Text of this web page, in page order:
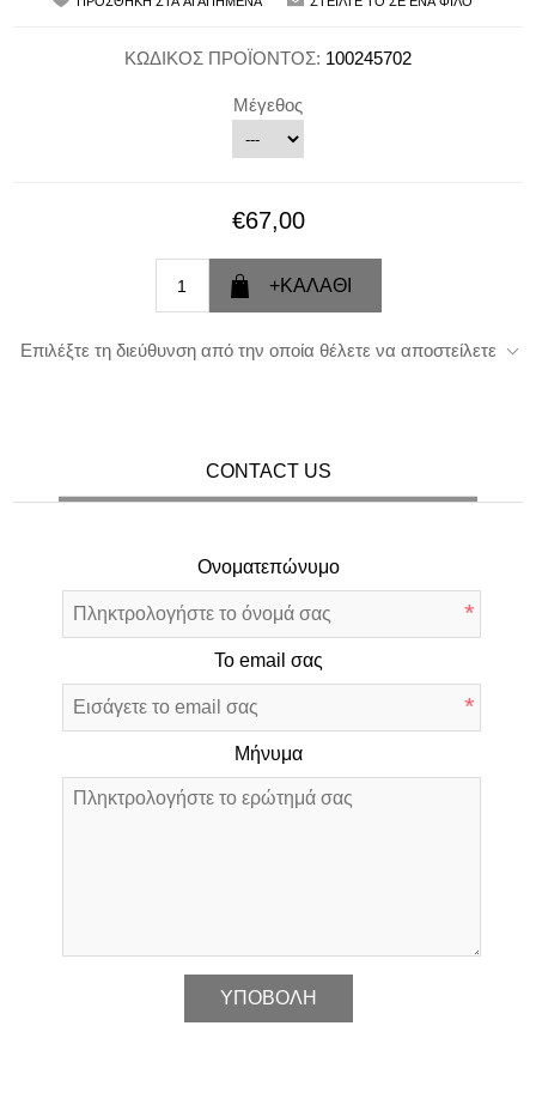
ΚΩΔΙΚΟΣ ΠΡΟΪΟΝΤΟΣ: 100245702
Μέγεθος
€67,00
Επιλέξτε τη διεύθυνση από την οποία θέλετε να αποστείλετε
CONTACT US
Ονοματεπώνυμο
*
Το email σας
*
Μήνυμα